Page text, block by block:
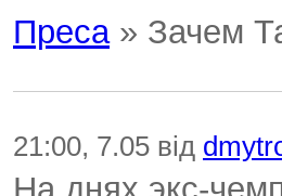
Преса» Зачем
21:00, 7.05 від